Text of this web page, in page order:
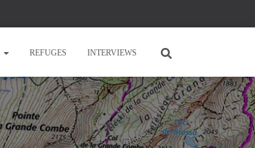
REFUGES INTERVIEWS